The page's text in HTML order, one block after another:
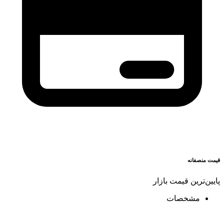
قیمت منصفانه
پایین‌ترین قیمت بازار
مشخصات